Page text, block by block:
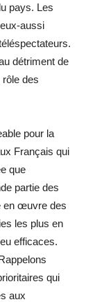
pays. Les
aussi
détriment de
rôle des
pour la
Français qui
que
partie des
en œuvre des
les plus en
efficaces.
qui
aux